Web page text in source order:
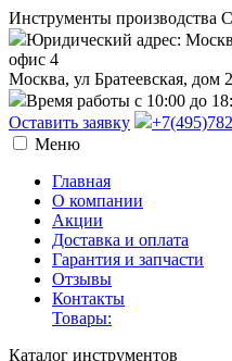
Инструменты производства
Юридический адрес:
офис 4
Москва, ул Братеевская, дом
Время работы с 10:00 до
Оставить заявку
Меню
Главная
О компании
Акции
Доставка и оплата
Гарантия и запчасти
Отзывы
Контакты
Товары:
Каталог инструментов